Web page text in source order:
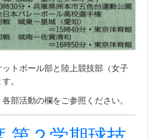
トボール部と陸上競技部（女子
。
部活動の欄をご参照ください。